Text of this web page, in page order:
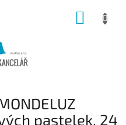
pastelek, 24